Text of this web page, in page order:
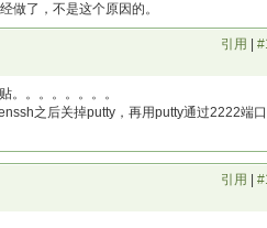
做了，不是这个原因的。
引用
。。。。。。。。
之后关掉putty，再用putty通过2222端
引用